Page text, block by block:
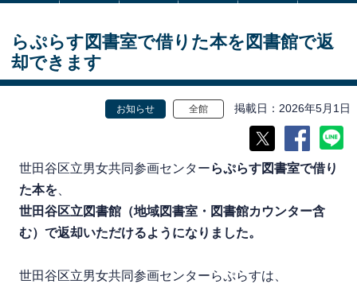
らぷらす図書室で借りた本を図書館で返
却できます
お知らせ 全館 掲載日 2026年5月1日
世田谷区立男女共同参画センターらぷらす図書室で借り
た本を
世田谷区立図書館（地域図書室・図書館カウンター含
む）で返却いただけるようになりました。
世田谷区立男女共同参画センターらぷらすは、